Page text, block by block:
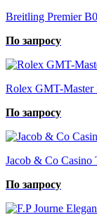
Breitling Premier
По запросу
Rolex GMT-
По запросу
Jacob & Co Casino
По запросу